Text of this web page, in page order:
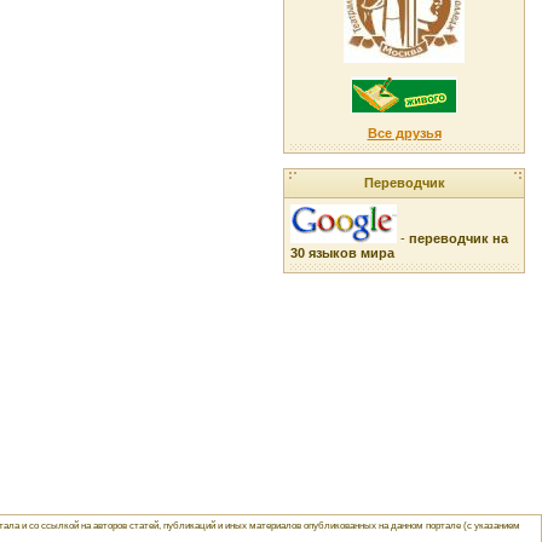
Все друзья
Переводчик
- переводчик на
30 языков мира
и со ссылкой на авторов статей, публикаций и иных материалов опубликованных на данном портале (с указанием